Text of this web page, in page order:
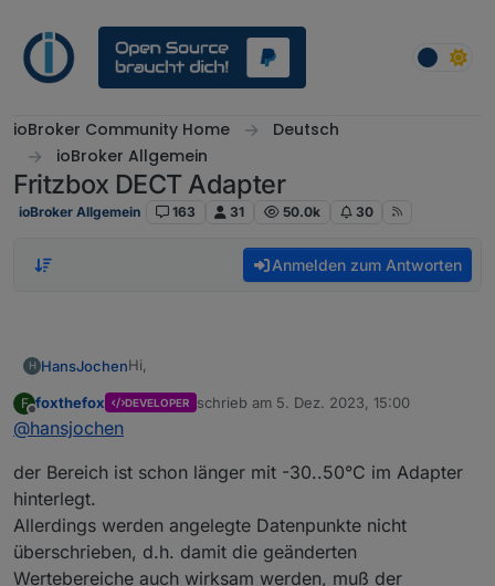
ioBroker Community Home
Deutsch
ioBroker Allgemein
Fritzbox DECT Adapter
ioBroker Allgemein 163 31 50.0k 30
Anmelden zum Antworten
H HansJochenHi,
danke für den coolen Adapter, der bei mir schon
im Log gestolpert, die alle paar Minuten
Die Meldung sagt schon aus, was das Problem
meiner Außensteckdose im Gartenhaus kommen
aber auch mal kältere Temperaturen vor. Ich habe
den Range einfach von Hand geändert. Vielleicht
F
Offline
foxthefox DEVELOPER schrieb am 5. Dez. 2023, 15:00
zuletzt editiert von
@hansjochen
der Bereich ist schon länger mit -30..50°C im Adapter
hinterlegt.
Allerdings werden angelegte Datenpunkte nicht
überschrieben, d.h. damit die geänderten
Wertebereiche auch wirksam werden, muß der